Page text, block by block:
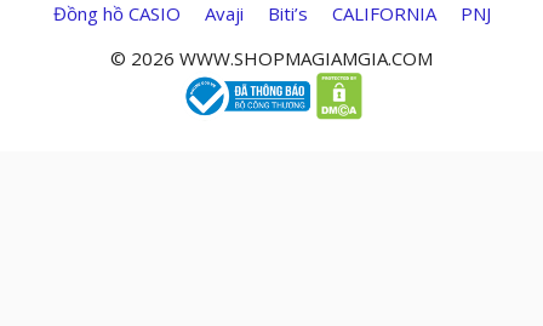
Đồng hồ CASIO
Avaji Biti’s CALIFORNIA
PNJ
© 2026 WWW.SHOPMAGIAMGIA.COM